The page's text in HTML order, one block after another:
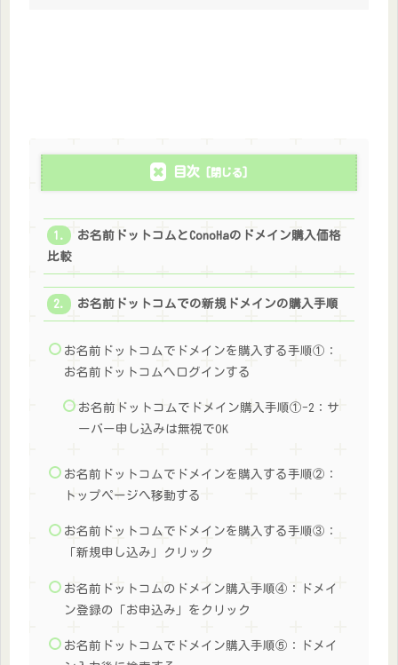
目次
お名前ドットコムとConoHaのドメイン購入価格
比較
お名前ドットコムでの新規ドメインの購入手順
お名前ドットコムでドメインを購入する手順①：
お名前ドットコムへログインする
お名前ドットコムでドメイン購入手順①-2：サ
ーバー申し込みは無視でOK
お名前ドットコムでドメインを購入する手順②：
トップページへ移動する
お名前ドットコムでドメインを購入する手順③：
「新規申し込み」クリック
お名前ドットコムのドメイン購入手順④：ドメイ
ン登録の「お申込み」をクリック
お名前ドットコムでドメイン購入手順⑤：ドメイ